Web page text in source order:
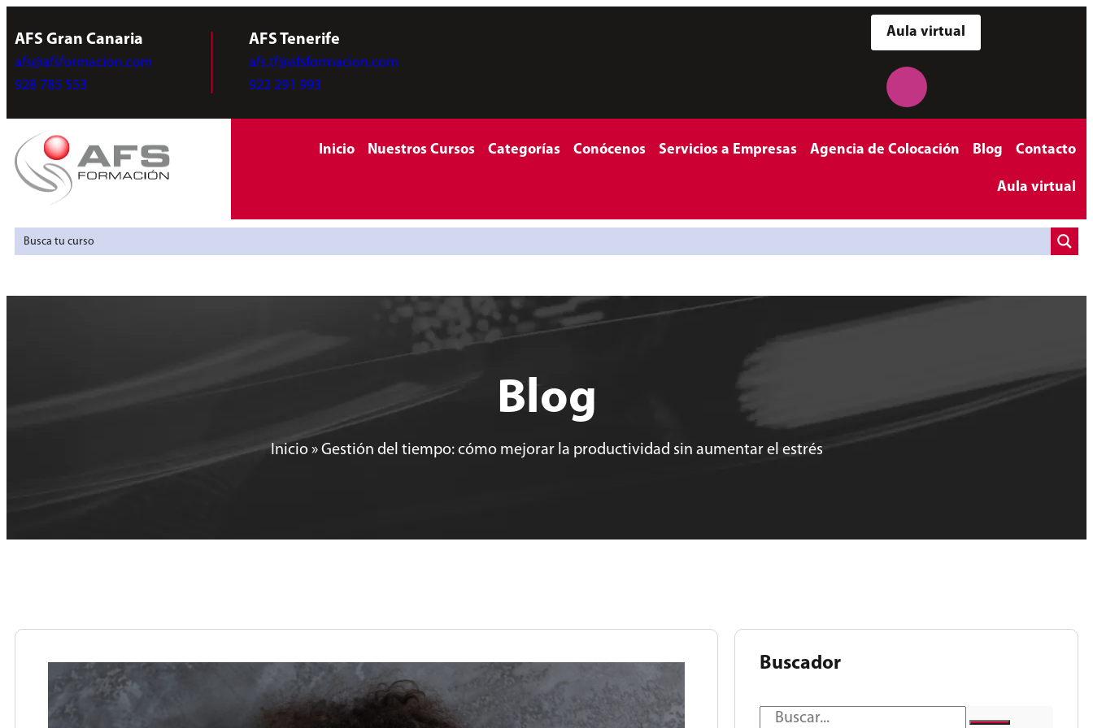
AFS Gran Canaria
afs@afsformacion.com
928 785 553
AFS Tenerife
afs.tf@afsformacion.com
922 291 993
Aula virtual
Inicio Nuestros Cursos Categorías Conócenos Servicios a Empresas Agencia de Colocación Blog Contacto
Aula virtual
Blog
Inicio» Gestión del tiempo: cómo mejorar la productividad sin aumentar el estrés
Buscador